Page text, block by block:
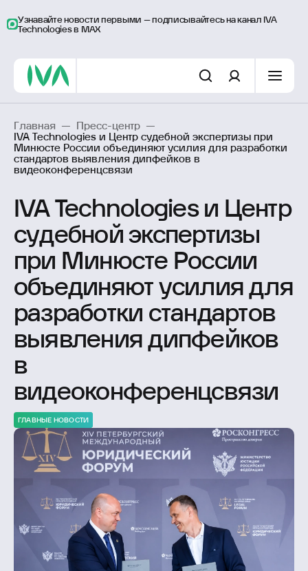
Узнавайте новости первыми – подписывайтесь на канал IVA
Technologies в MAX
Главная — Пресс-центр
—
IVA Technologies и Центр судебной экспертизы при
Минюсте России объединяют усилия для разработки
стандартов выявления дипфейков в
видеоконференцсвязи
IVA Technologies и Центр
судебной экспертизы
при Минюсте России
объединяют усилия для
разработки стандартов
выявления дипфейков
в
видеоконференцсвязи
ГЛАВНЫЕ НОВОСТИ